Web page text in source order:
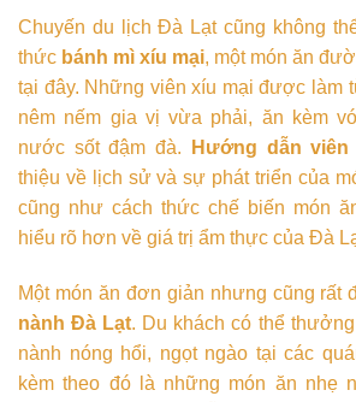
Chuyến du lịch Đà Lạt cũng không
thức bánh mì xíu mại, một món ăn
tại đây. Những viên xíu mại được làm
nêm nếm gia vị vừa phải, ăn kèm
nước sốt đậm đà.
Hướng dẫn viên
thiệu về lịch sử và sự phát triển của
cũng như cách thức chế biến món
hiểu rõ hơn về giá trị ẩm thực của Đà
Một món ăn đơn giản nhưng cũng rất
nành Đà Lạt. Du khách có thể
nành nóng hổi, ngọt ngào tại các
kèm theo đó là những món ăn nhẹ